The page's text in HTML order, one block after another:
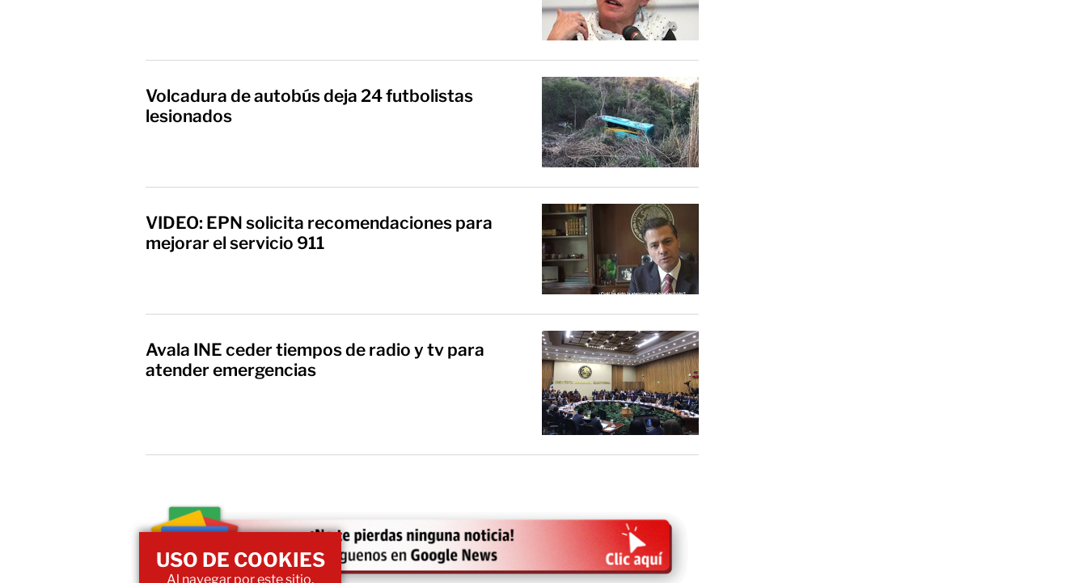
Volcadura de autobús deja 24 futbolistas
lesionados
VIDEO: EPN solicita recomendaciones para
mejorar el servicio 911
Avala INE ceder tiempos de radio y tv para
atender emergencias
USO DE COOKIES
Al navegar por este sitio,